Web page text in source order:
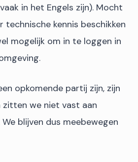
in het Engels zijn). Mocht
technische kennis beschikken
mogelijk om in te loggen in
opkomende partij zijn, zijn
zitten we niet vast aan
blijven dus meebewegen